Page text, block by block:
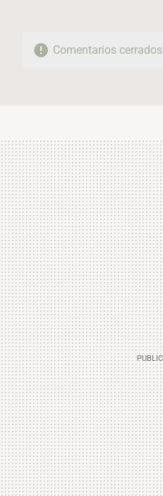
Comentarios cerrados